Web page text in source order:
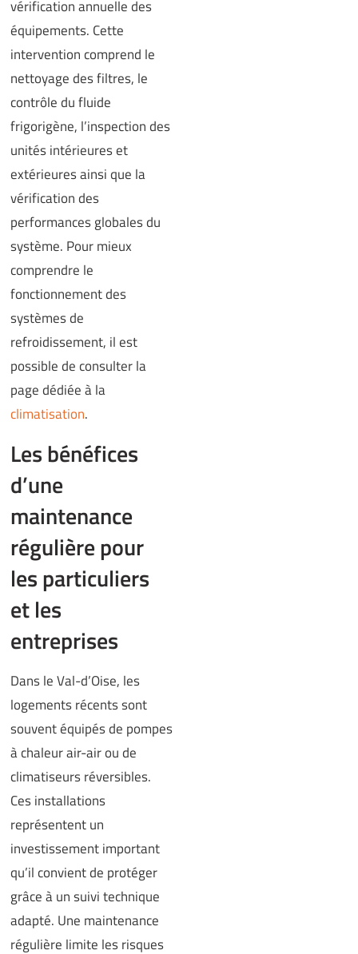
vérification annuelle des
équipements. Cette
intervention comprend le
nettoyage des filtres, le
contrôle du fluide
frigorigène, l’inspection des
unités intérieures et
extérieures ainsi que la
vérification des
performances globales du
système. Pour mieux
comprendre le
fonctionnement des
systèmes de
refroidissement, il est
possible de consulter la
page dédiée à la
climatisation.
Les bénéfices
d’une
maintenance
régulière pour
les particuliers
et les
entreprises
Dans le Val-d’Oise, les
logements récents sont
souvent équipés de pompes
à chaleur air-air ou de
climatiseurs réversibles.
Ces installations
représentent un
investissement important
qu’il convient de protéger
grâce à un suivi technique
adapté. Une maintenance
régulière limite les risques